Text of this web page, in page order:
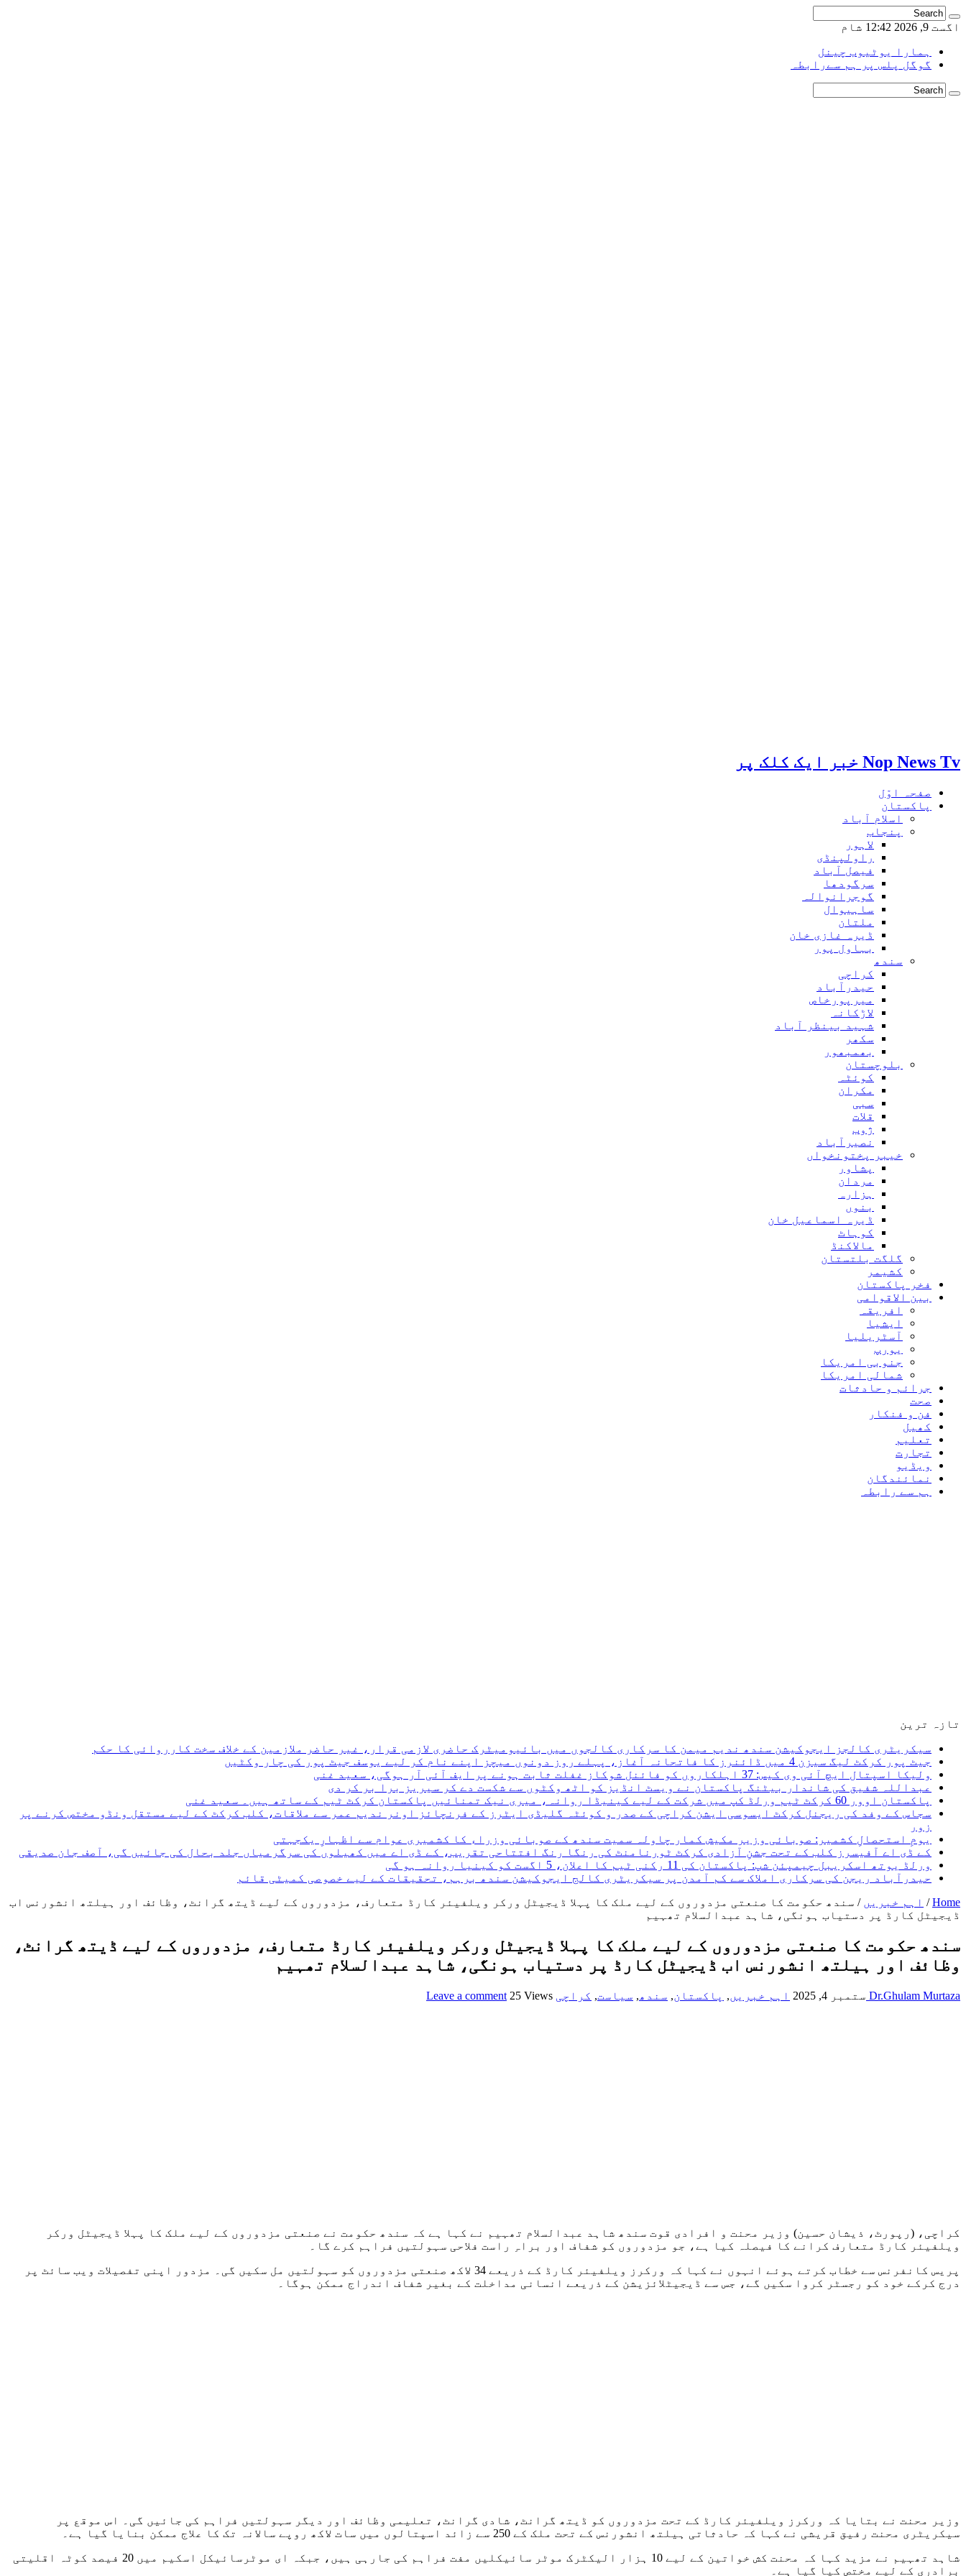
اگست 9, 2026 12:42 شام
ہمارا یوٹیوب چینل
گوگل پلس پر ہم سےرابطہ
Nop News Tv خبر ایک کلک پر
صفحہ اوّل
پاکستان
اسلام آباد
پنجاب
لاہور
راولپنڈی
فیصل آباد
سرگودھا
گوجرانوالہ
ساہیوال
ملتان
ڈیرہ غازی خان
بہاول پور
سندھ
کراچی
حیدرآباد
میرپورخاص
لاڑکانہ
شہید بینظر آباد
سکھر
بھمبھور
بلوچستان
کوئٹہ
مکران
سبی
قلات
ژوب
نصیرآباد
خیبر پختونخواں
پشاور
مردان
ہزارہ
بنوں
ڈیرہ اسماعیل خان
کوہاٹ
مالاکنڈ
گلگت بلتستان
کشیمر
فخر پاکستان
بین الاقوامی
افریقہ
ایشیا
آسٹریلیا
یورپ
جنوبی امریکا
شمالی امریکا
جرائم و حادثات
صحت
فن و فنکار
کھیل
تعلیم
تجارت
ویڈیو
نمائندگان
ہم سے رابطہ
تازہ ترین
سیکریٹری کالجز ایجوکیشن سندھ ندیم میمن کا سرکاری کالجوں میں بائیومیٹرک حاضری لازمی قرار، غیر حاضر ملازمین کے خلاف سخت کارروائی کا حکم
جیٹ پور کرکٹ لیگ سیزن 4 میں ڈائنرز کا فاتحانہ آغاز، پہلے روز دونوں میچز اپنے نام کر لیے یوسف جیٹ پور کی چار وکٹیں
ولیکا اسپتال ایچ آئی وی کیس: 37 اہلکاروں کو فائنل شوکاز غفلت ثابت ہونے پر ایف آئی آر ہوگی، سعید غنی
عبداللہ شفیق کی شاندار بیٹنگ پاکستان نے ویسٹ انڈیز کو اٹھ وکٹوں سے شکست دے کر سیریز برا بر کر دی
پاکستان اوور 60 کرکٹ ٹیم ورلڈ کپ میں شرکت کے لیے کینیڈا روانہ، میری نیک تمنائیں پاکستان کرکٹ ٹیم کے ساتھ ہیں۔ سعید غنی
سجاس کے وفد کی ریجنل کرکٹ ایسوسی ایشن کراچی کے صدر و کوئٹہ گلیڈی ایٹرز کے فرنچائز اونر ندیم عمر سے ملاقات، کلب کرکٹ کے لیے مستقل ونڈو مختص کرنے پر
زور
یومِ استحصالِ کشمیر: صوبائی وزیر مکیش کمار چاولہ سمیت سندھ کے صوبائی وزراء کا کشمیری عوام سے اظہارِ یکجہتی
کے ڈی اے آفیسرز کلب کے تحت جشنِ آزادی کرکٹ ٹورنامنٹ کی رنگا رنگ افتتاحی تقریب، کے ڈی اے میں کھیلوں کی سرگرمیاں جلد بحال کی جائیں گی، آصف جان صدیقی
ورلڈ یوتھ اسکریبل چیمپئن شپ: پاکستان کی 11 رکنی ٹیم کا اعلان، 5 اگست کو کینیا روانہ ہو گی
حیدرآباد ریجن کی سرکاری املاک سے کم آمدن پر سیکریٹری کالج ایجوکیشن سندھ برہم، تحقیقات کے لیے خصوصی کمیٹی قائم
Home
/ اہم خبریں / سندھ حکومت کا صنعتی مزدوروں کے لیے ملک کا پہلا ڈیجیٹل ورکر ویلفیئر کارڈ متعارف، مزدوروں کے لیے ڈیتھ گرانٹ، وظائف اور ہیلتھ انشورنس اب
ڈیجیٹل کارڈ پر دستیاب ہونگی، شاہد عبدالسلام تھہیم
سندھ حکومت کا صنعتی مزدوروں کے لیے ملک کا پہلا ڈیجیٹل ورکر ویلفیئر کارڈ متعارف، مزدوروں کے لیے ڈیتھ گرانٹ،
وظائف اور ہیلتھ انشورنس اب ڈیجیٹل کارڈ پر دستیاب ہونگی، شاہد عبدالسلام تھہیم
Dr.Ghulam Murtaza ستمبر 4, 2025 اہم خبریں, پاکستان, سندھ , سیاست, کراچی Leave a comment 25 Views
کراچی، (رپورٹ، ذیشان حسین) وزیر محنت و افرادی قوت سندھ شاہد عبدالسلام تھہیم نے کہا ہے کہ سندھ حکومت نے صنعتی مزدوروں کے لیے ملک کا پہلا ڈیجیٹل ورکر
ویلفیئر کارڈ متعارف کرانے کا فیصلہ کیا ہے، جو مزدوروں کو شفاف اور براہِ راست فلاحی سہولتیں فراہم کرے گا۔
پریس کانفرنس سے خطاب کرتے ہوئے انہوں نے کہا کہ ورکرز ویلفیئر کارڈ کے ذریعے 34 لاکھ صنعتی مزدوروں کو سہولتیں مل سکیں گی۔ مزدور اپنی تفصیلات ویب سائٹ پر
درج کرکے خود کو رجسٹر کروا سکیں گے، جس سے ڈیجیٹلائزیشن کے ذریعے انسانی مداخلت کے بغیر شفاف اندراج ممکن ہوگا۔
وزیر محنت نے بتایا کہ ورکرز ویلفیئر کارڈ کے تحت مزدوروں کو ڈیتھ گرانٹ، شادی گرانٹ، تعلیمی وظائف اور دیگر سہولتیں فراہم کی جائیں گی۔ اس موقع پر
سیکریٹری محنت رفیق قریشی نے کہا کہ حادثاتی ہیلتھ انشورنس کے تحت ملک کے 250 سے زائد اسپتالوں میں سات لاکھ روپے سالانہ تک کا علاج ممکن بنایا گیا ہے۔
شاہد تھہیم نے مزید کہا کہ محنت کش خواتین کے لیے 10 ہزار الیکٹرک موٹر سائیکلیں مفت فراہم کی جارہی ہیں، جبکہ ای موٹرسائیکل اسکیم میں 20 فیصد کوٹہ اقلیتی
برادری کے لیے مختص کیا گیا ہے۔